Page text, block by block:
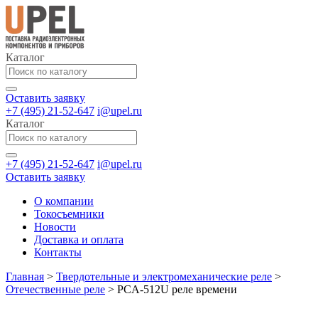
Каталог
Оставить заявку
+7 (495) 21-52-647 i@upel.ru
Каталог
+7 (495) 21-52-647 i@upel.ru
Оставить заявку
О компании
Токосъемники
Новости
Доставка и оплата
Контакты
Главная > Твердотельные и электромеханические реле >
Отечественные реле > PCA-512U реле времени